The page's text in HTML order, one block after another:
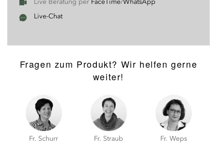
Live Beratung per FaceTime/WhatsApp
Live-Chat
Fragen zum Produkt? Wir helfen gerne
weiter!
Fr. Schurr Fr. Straub Fr. Weps